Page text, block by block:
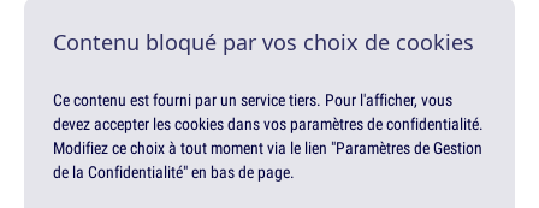
Contenu bloqué par vos choix de cookies
Ce contenu est fourni par un service tiers. Pour l'afficher, vous
devez accepter les cookies dans vos paramètres de confidentialité.
Modifiez ce choix à tout moment via le lien "Paramètres de Gestion
de la Confidentialité" en bas de page.